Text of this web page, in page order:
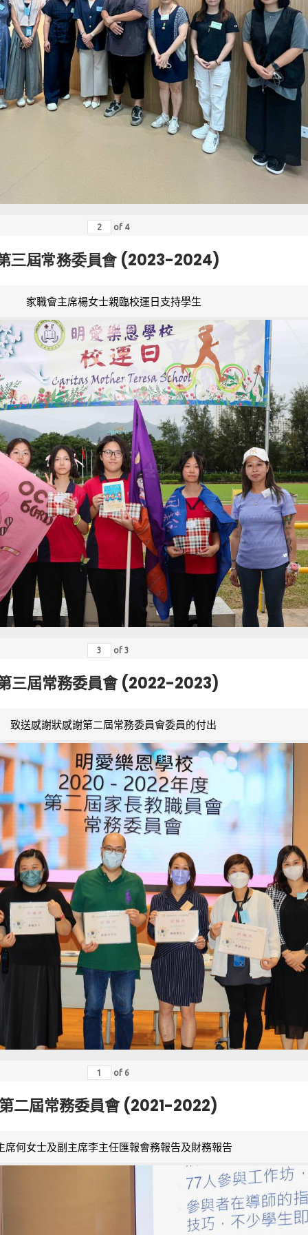
of 4
三屆常務委員會 (2023-2024)
家職會主席楊女士親臨校運日支持學生
of 3
三屆常務委員會 (2022-2023)
致送感謝狀感謝第二屆常務委員會委員的付出
of 6
二屆常務委員會 (2021-2022)
席何女士及副主席李主任匯報會務報告及財務報告